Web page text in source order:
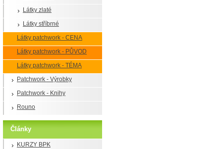
Látky zlaté
Látky stříbrné
Látky patchwork - CENA
Látky patchwork - PŮVOD
Látky patchwork - TÉMA
Patchwork - Výrobky
Patchwork - Knihy
Rouno
Články
KURZY BPK